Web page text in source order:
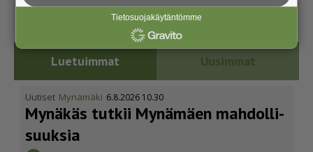
Luetuimmat Uusimmat
Uutiset Mynämäki 6.8.2026 10.30
Mynäkäs tutkii Mynämäen mahdol­li­
suuksia
Tietosuojakäytäntömme